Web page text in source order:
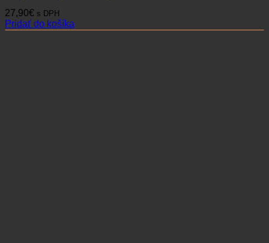
27,90€ s DPH
Pridať do košíka